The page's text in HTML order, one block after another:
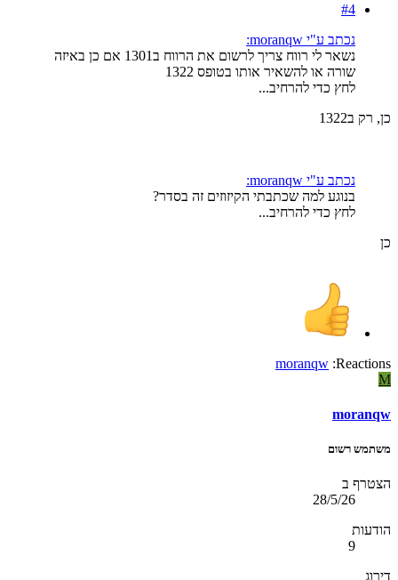
#4
נכתב ע"י moranqw:
נשאר לי רווח צריך לרשום את הרווח ב1301 אם כן באיזה
שורה או להשאיר אותו בטופס 1322
לחץ כדי להרחיב...
כן, רק ב1322
נכתב ע"י moranqw:
בנוגע למה שכתבתי הקיזוזים זה בסדר?
לחץ כדי להרחיב...
כן
Reactions:
moranqw
M
moranqw
משתמש רשום
הצטרף ב
28/5/26
הודעות
9
דירוג